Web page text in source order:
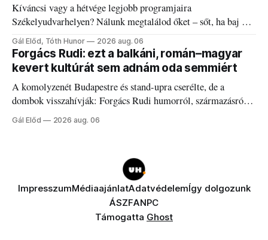
Kíváncsi vagy a hétvége legjobb programjaira
Székelyudvarhelyen? Nálunk megtalálod őket – sőt, ha baj van
a fogaddal, a fogorvosi ügyeletet is!
Gál Előd, Tóth Hunor 2026 aug. 06
Forgács Rudi: ezt a balkáni, román–magyar
kevert kultúrát sem adnám oda semmiért
A komolyzenét Budapestre és stand-upra cserélte, de a
dombok visszahívják: Forgács Rudi humorról, származásról
és határokról.
Gál Előd 2026 aug. 06
ImpresszumMédiaajánlatAdatvédelemÍgy dolgozunk
ÁSZFANPC
Támogatta Ghost